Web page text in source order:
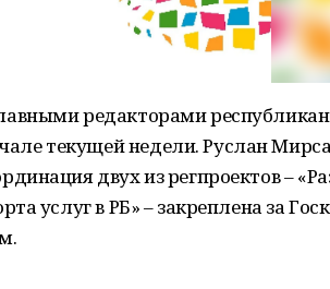
редакторами
текущей недели. Руслан
двух из регпроектов –
услуг в РБ» – закреплена за